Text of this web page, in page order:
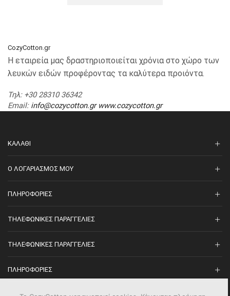
CozyCotton.gr
Η εταιρεία μας δραστηριοποιείται χρόνια στο χώρο των
λευκών ειδών προφέροντας τα καλύτερα προιόντα.
Τηλ: +30 28310 36342
Email: info@cozycotton.gr www.cozycotton.gr
ΚΑΛΆΘΙ
O ΛΟΓΑΡΙΑΣΜΌΣ ΜΟΥ
ΠΛΗΡΟΦΟΡΊΕΣ
ΤΗΛΕΦΩΝΙΚΈΣ ΠΑΡΑΓΓΕΛΊΕΣ
ΤΗΛΕΦΩΝΙΚΈΣ ΠΑΡΑΓΓΕΛΊΕΣ
ΠΛΗΡΟΦΟΡΊΕΣ